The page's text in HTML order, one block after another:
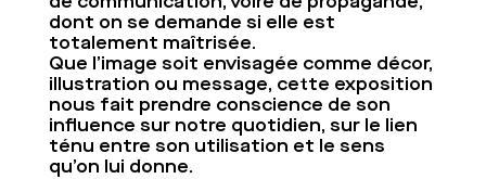
dont on se demande si elle est
totalement maîtrisée.
Que l’image soit envisagée comme décor,
illustration ou message, cette exposition
nous fait prendre conscience de son
influence sur notre quotidien, sur le lien
ténu entre son utilisation et le sens
qu’on lui donne.